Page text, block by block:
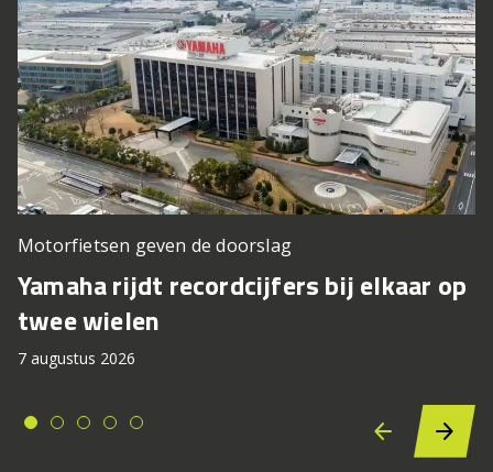
Motorfietsen geven de doorslag
Yamaha rijdt recordcijfers bij elkaar op
twee wielen
7 augustus 2026